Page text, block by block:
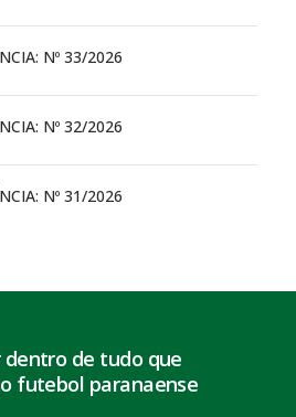
Nº 33/2026
Nº 32/2026
Nº 31/2026
dentro de tudo que
futebol paranaense